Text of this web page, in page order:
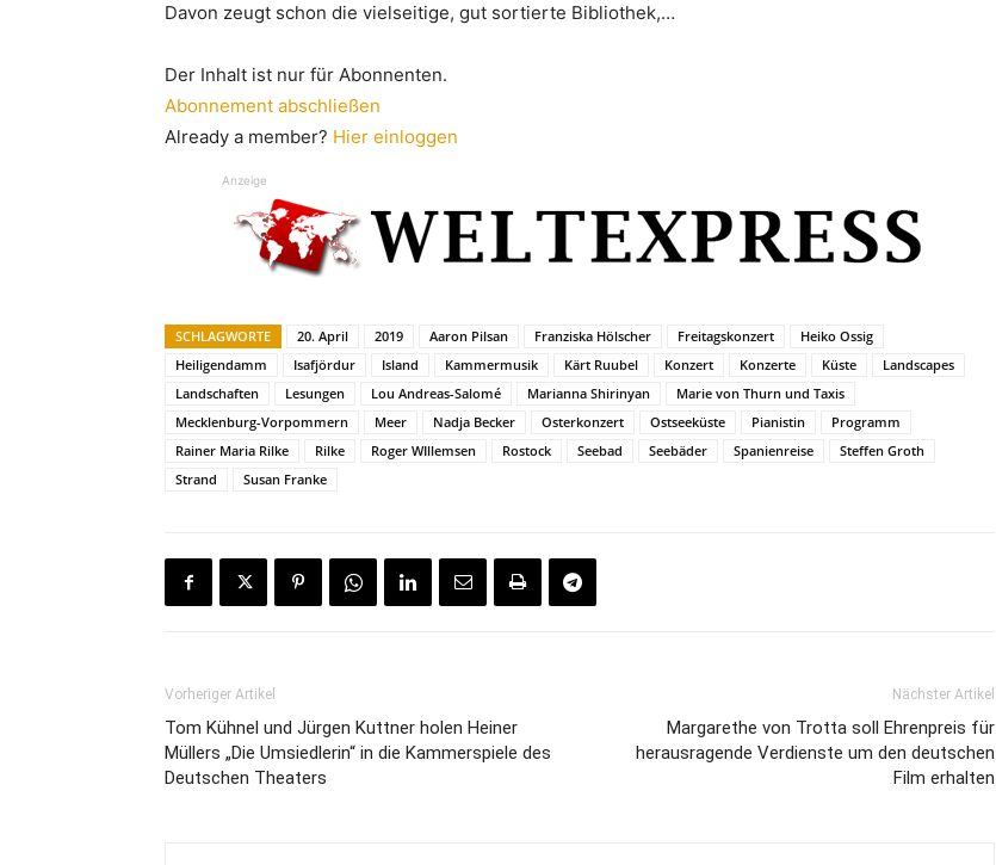
Davon zeugt schon die vielseitige, gut sortierte Bibliothek,…
Der Inhalt ist nur für Abonnenten.
Abonnement abschließen
Already a member? Hier einloggen
Anzeige
SCHLAGWORTE 20. April 2019 Aaron Pilsan Franziska Hölscher Freitagskonzert
Heiko Ossig
Heiligendamm
Isafjördur Island Kammermusik Kärt Ruubel Konzert Konzerte Küste
Landscapes
Landschaften
Lesungen Lou Andreas-Salomé Marianna Shirinyan
Marie von Thurn und Taxis
Mecklenburg-Vorpommern
Meer Nadja Becker Osterkonzert Ostseeküste Pianistin
Programm
Rainer Maria Rilke
Rilke Roger WIllemsen Rostock Seebad Seebäder Spanienreise
Steffen Groth
Strand
Susan Franke
Vorheriger Artikel
Tom Kühnel und Jürgen Kuttner holen Heiner
Müllers „Die Umsiedlerin“ in die Kammerspiele des
Deutschen Theaters
Nächster Artikel
Margarethe von Trotta soll Ehrenpreis für
herausragende Verdienste um den deutschen
Film erhalten